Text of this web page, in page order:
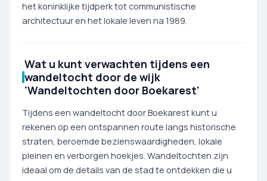
het koninklijke tijdperk tot communistische
architectuur en het lokale leven na 1989.
Wat u kunt verwachten tijdens een
wandeltocht door de wijk
'Wandeltochten door Boekarest'
Tijdens een wandeltocht door Boekarest kunt u
rekenen op een ontspannen route langs historische
straten, beroemde bezienswaardigheden, lokale
pleinen en verborgen hoekjes. Wandeltochten zijn
ideaal om de details van de stad te ontdekken die u